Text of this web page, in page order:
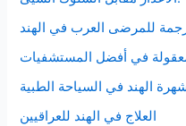
للمرضى العرب في الهند
في أفضل المستشفيات
الهند في السياحة الطبية
العلاج في الهند للعراقيين